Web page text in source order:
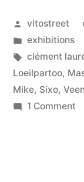
Posted
by
vitostreet
Posted
in
exhibitions
Tags:
clément
Loeilpartoo,
Mike, Sixo,
1 Commenton